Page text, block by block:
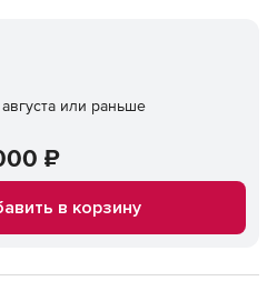
или раньше
₽
в корзину